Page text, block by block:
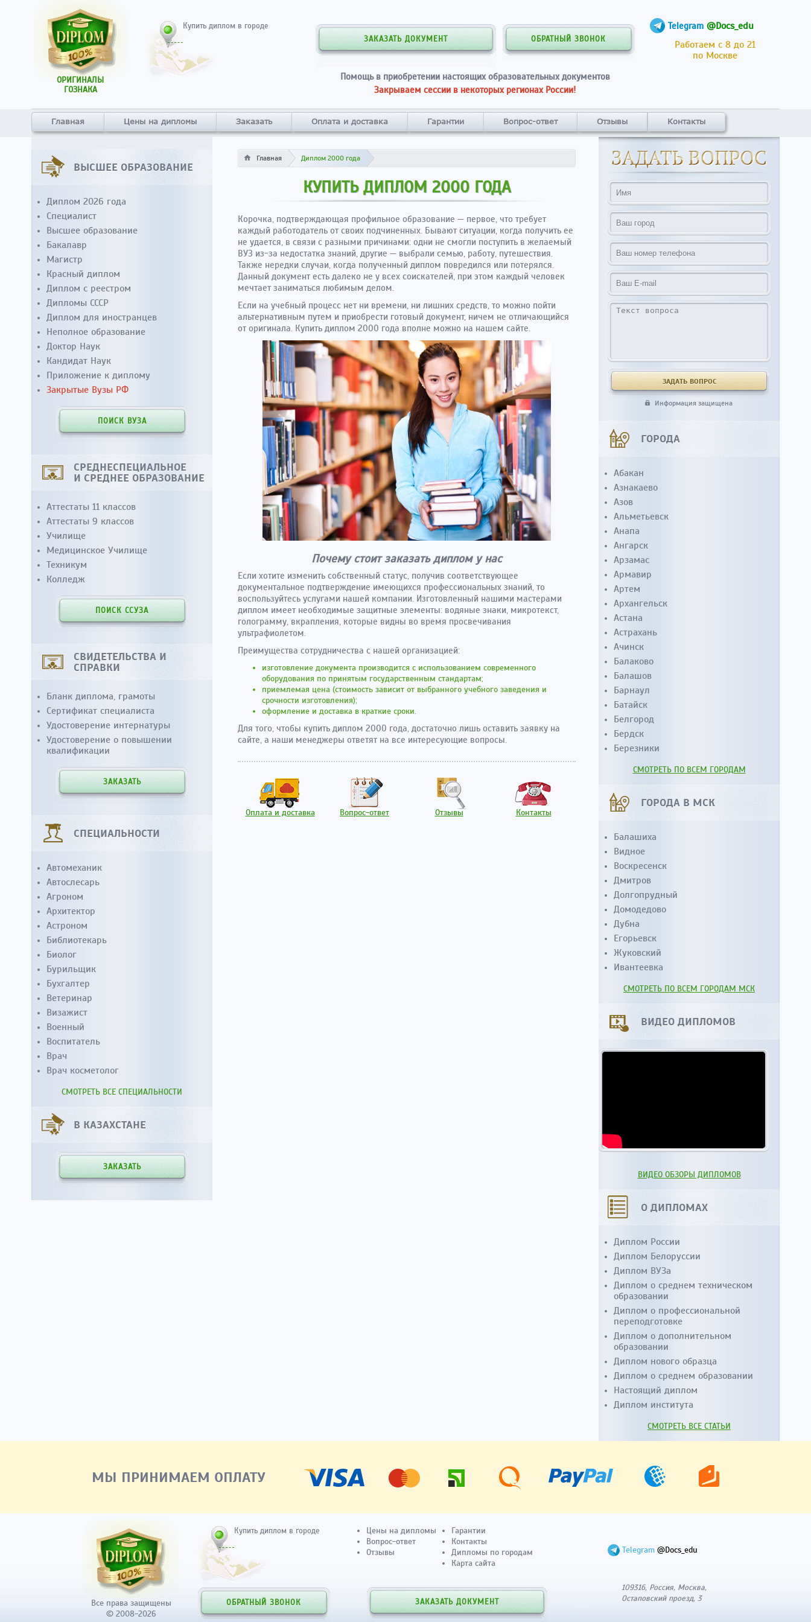
ОРИГИНАЛЫ
ГОЗНАКА
Купить диплом в городе Telegram @Docs_edu
Работаем с 8 до 21
по Москве
ЗАКАЗАТЬ ДОКУМЕНТ ОБРАТНЫЙ ЗВОНОК
Помощь в приобретении настоящих образовательных документов
Закрываем сессии в некоторых регионах России!
Главная Цены на дипломы Заказать Оплата и доставка Гарантии Вопрос-ответ Отзывы Контакты
Главная Диплом 2000 года
КУПИТЬ ДИПЛОМ 2000 ГОДА
Корочка, подтверждающая профильное образование — первое, что требует
каждый работодатель от своих подчиненных. Бывают ситуации, когда получить ее
не удается, в связи с разными причинами: одни не смогли поступить в желаемый
ВУЗ из-за недостатка знаний, другие — выбрали семью, работу, путешествия.
Также нередки случаи, когда полученный диплом повредился или потерялся.
Данный документ есть далеко не у всех соискателей, при этом каждый человек
мечтает заниматься любимым делом.
Если на учебный процесс нет ни времени, ни лишних средств, то можно пойти
альтернативным путем и приобрести готовый документ, ничем не отличающийся
от оригинала. Купить диплом 2000 года вполне можно на нашем сайте.
Почему стоит заказать диплом у нас
Если хотите изменить собственный статус, получив соответствующее
документальное подтверждение имеющихся профессиональных знаний, то
воспользуйтесь услугами нашей компании. Изготовленный нашими мастерами
диплом имеет необходимые защитные элементы: водяные знаки, микротекст,
голограмму, вкрапления, которые видны во время просвечивания
ультрафиолетом.
Преимущества сотрудничества с нашей организацией:
изготовление документа производится с использованием современного
оборудования по принятым государственным стандартам;
приемлемая цена (стоимость зависит от выбранного учебного заведения и
срочности изготовления);
оформление и доставка в краткие сроки.
Для того, чтобы купить диплом 2000 года, достаточно лишь оставить заявку на
сайте, а наши менеджеры ответят на все интересующие вопросы.
Оплата и доставка Вопрос-ответ Отзывы Контакты
ВЫСШЕЕ ОБРАЗОВАНИЕ
Диплом 2026 года
Специалист
Высшее образование
Бакалавр
Магистр
Красный диплом
Диплом с реестром
Дипломы СССР
Диплом для иностранцев
Неполное образование
Доктор Наук
Кандидат Наук
Приложение к диплому
Закрытые Вузы РФ
ПОИСК ВУЗА
СРЕДНЕСПЕЦИАЛЬНОЕ
И СРЕДНЕЕ ОБРАЗОВАНИЕ
Аттестаты 11 классов
Аттестаты 9 классов
Училище
Медицинское Училище
Техникум
Колледж
ПОИСК ССУЗА
СВИДЕТЕЛЬСТВА И
СПРАВКИ
Бланк диплома, грамоты
Сертификат специалиста
Удостоверение интернатуры
Удостоверение о повышении
квалификации
ЗАКАЗАТЬ
СПЕЦИАЛЬНОСТИ
Автомеханик
Автослесарь
Агроном
Архитектор
Астроном
Библиотекарь
Биолог
Бурильщик
Бухгалтер
Ветеринар
Визажист
Военный
Воспитатель
Врач
Врач косметолог
СМОТРЕТЬ ВСЕ СПЕЦИАЛЬНОСТИ
В КАЗАХСТАНЕ
ЗАКАЗАТЬ
Информация защищена
ГОРОДА
Абакан
Азнакаево
Азов
Альметьевск
Анапа
Ангарск
Арзамас
Армавир
Артем
Архангельск
Астана
Астрахань
Ачинск
Балаково
Балашов
Барнаул
Батайск
Белгород
Бердск
Березники
СМОТРЕТЬ ПО ВСЕМ ГОРОДАМ
ГОРОДА В МСК
Балашиха
Видное
Воскресенск
Дмитров
Долгопрудный
Домодедово
Дубна
Егорьевск
Жуковский
Ивантеевка
СМОТРЕТЬ ПО ВСЕМ ГОРОДАМ МСК
ВИДЕО ДИПЛОМОВ
ВИДЕО ОБЗОРЫ ДИПЛОМОВ
О ДИПЛОМАХ
Диплом России
Диплом Белоруссии
Диплом ВУЗа
Диплом о среднем техническом
образовании
Диплом о профессиональной
переподготовке
Диплом о дополнительном
образовании
Диплом нового образца
Диплом о среднем образовании
Настоящий диплом
Диплом института
СМОТРЕТЬ ВСЕ СТАТЬИ
МЫ ПРИНИМАЕМ ОПЛАТУ
Все права защищены
© 2008-2026
Купить диплом в городе
ОБРАТНЫЙ ЗВОНОК
Цены на дипломы
Вопрос-ответ
Отзывы
Гарантии
Контакты
Дипломы по городам
Карта сайта
ЗАКАЗАТЬ ДОКУМЕНТ
Telegram @Docs_edu
109316, Россия, Москва,
Остаповский проезд, 3